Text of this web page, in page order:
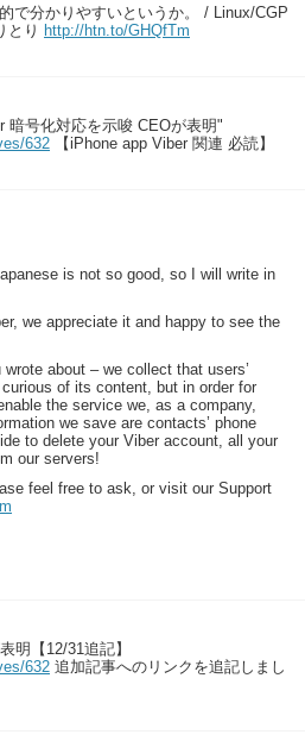
で分かりやすいというか。 / Linux/CGP
とり http://htn.to/GHQfTm
号化対応を示唆 CEOが表明"
632 【iPhone app Viber 関連 必読】
is not so good, so I will write in
we appreciate it and happy to see the
about – we collect that users’
of its content, but in order for
the service we, as a company,
we save are contacts’ phone
to delete your Viber account, all your
our servers!
feel free to ask, or visit our Support
明【12/31追記】
632 追加記事へのリンクを追記しまし